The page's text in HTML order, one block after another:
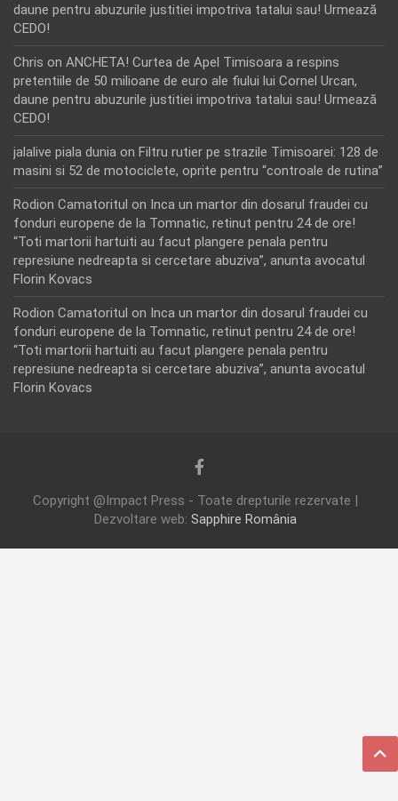
daune pentru abuzurile justitiei impotriva tatalui sau! Urmează
CEDO!
Chris on ANCHETA! Curtea de Apel Timisoara a respins
pretentiile de 50 milioane de euro ale fiului lui Cornel Urcan,
daune pentru abuzurile justitiei impotriva tatalui sau! Urmează
CEDO!
jalalive piala dunia on Filtru rutier pe strazile Timisoarei: 128 de
masini si 52 de motociclete, oprite pentru “controale de rutina”
Rodion Camatoritul on Inca un martor din dosarul fraudei cu
fonduri europene de la Tomnatic, retinut pentru 24 de ore!
“Toti martorii hartuiti au facut plangere penala pentru
represiune nedreapta si cercetare abuziva”, anunta avocatul
Florin Kovacs
Rodion Camatoritul on Inca un martor din dosarul fraudei cu
fonduri europene de la Tomnatic, retinut pentru 24 de ore!
“Toti martorii hartuiti au facut plangere penala pentru
represiune nedreapta si cercetare abuziva”, anunta avocatul
Florin Kovacs
Copyright @Impact Press - Toate drepturile rezervate |
Dezvoltare web: Sapphire România